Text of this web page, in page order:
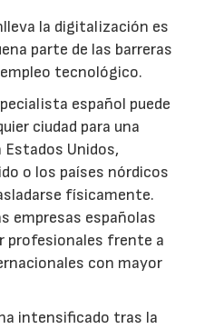
la digitalización es
parte de las barreras
tecnológico.
español puede
ciudad para una
Estados Unidos,
o los países nórdicos
físicamente.
empresas españolas
profesionales frente a
con mayor
intensificado tras la